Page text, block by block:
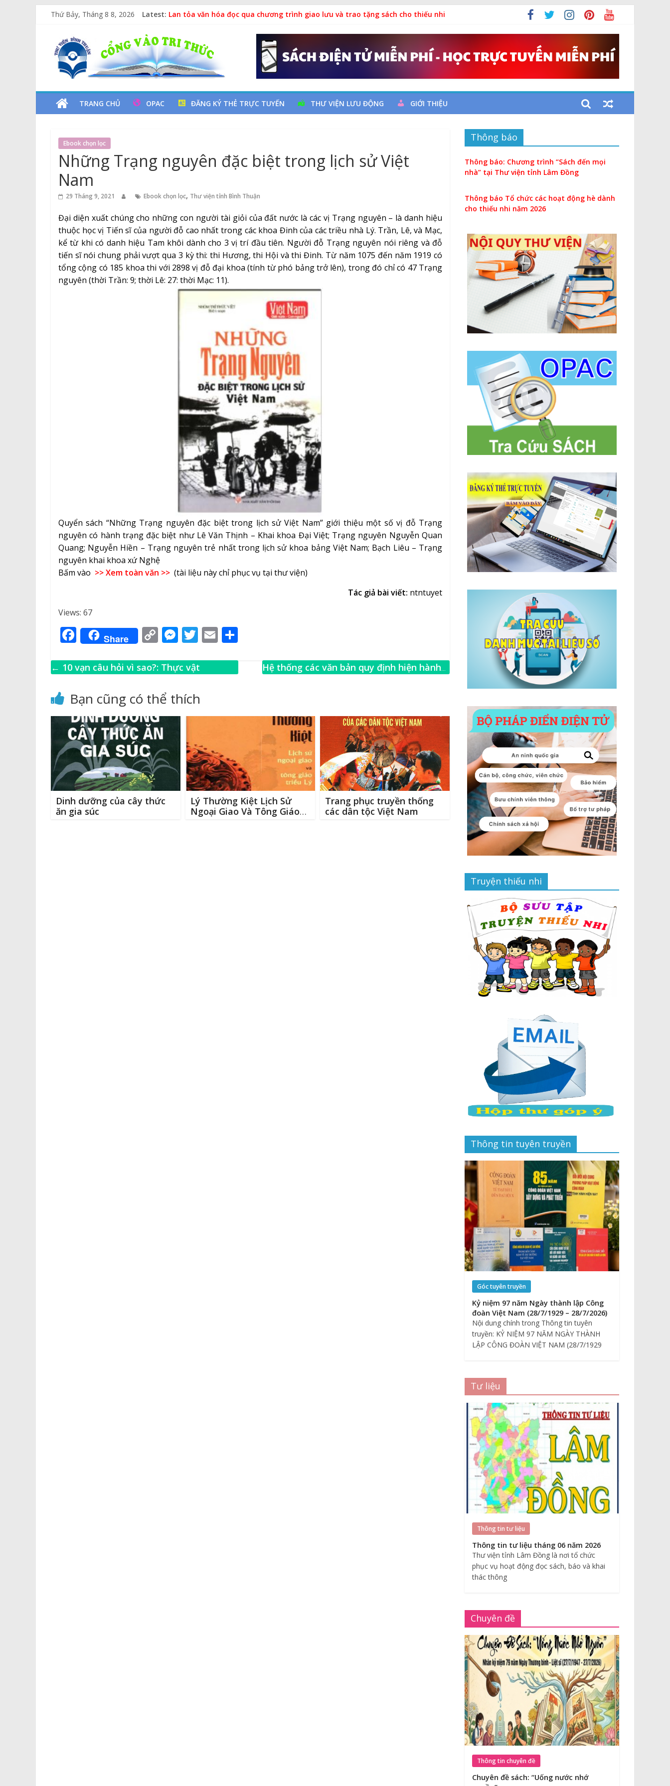
Thứ Bảy, Tháng 8 8, 2026 Latest:
Vịt Con Cẩu Thả
Lan tỏa văn hóa đọc qua chương trình giao lưu và trao tặng sách cho thiếu nhi
Xe Lu Và Xe Ca
Các yếu tố nguy cơ đột quỵ não và dự phòng
Thư
Viện
Tỉnh
Bình
Thuận
Cổng
Vào
Tri
Thức
TRANG CHỦ OPAC ĐĂNG KÝ THẺ TRỰC TUYẾN THƯ VIỆN LƯU ĐỘNG GIỚI THIỆU
Ebook chọn lọc
Những Trạng nguyên đặc biệt trong lịch sử Việt
Nam
29 Tháng 9, 2021 Ebook chọn lọc, Thư viện tỉnh Bình Thuận
Đại diện xuất chúng cho những con người tài giỏi của đất nước là các vị Trạng nguyên – là danh hiệu
thuộc học vị Tiến sĩ của người đỗ cao nhất trong các khoa Đinh của các triều nhà Lý. Trần, Lê, và Mạc,
kể từ khi có danh hiệu Tam khôi dành cho 3 vị trí đầu tiên. Người đỗ Trạng nguyên nói riêng và đỗ
tiến sĩ nói chung phải vượt qua 3 kỳ thi: thi Hương, thi Hội và thi Đinh. Từ năm 1075 đến năm 1919 có
tổng cộng có 185 khoa thi với 2898 vị đỗ đại khoa (tính từ phó bảng trở lên), trong đó chỉ có 47 Trạng
nguyên (thời Trần: 9; thời Lê: 27: thời Mạc: 11).
Quyển sách “Những Trạng nguyên đặc biệt trong lịch sử Việt Nam” giới thiệu một số vị đỗ Trạng
nguyên có hành trạng đặc biệt như Lê Văn Thịnh – Khai khoa Đại Việt; Trạng nguyên Nguyễn Quan
Quang; Nguyễn Hiền – Trạng nguyên trẻ nhất trong lịch sử khoa bảng Việt Nam; Bạch Liêu – Trạng
nguyên khai khoa xứ Nghệ
Bấm vào >> Xem toàn văn >> (tài liệu này chỉ phục vụ tại thư viện)
Tác giả bài viết: ntntuyet
Views: 67
F
a
c
b
o
o
k
Share C
p
Li
n
k
M
ss
n
g
T
it
r
E
ai ar
← 10 vạn câu hỏi vì sao?: Thực vật
Hệ thống các văn bản quy định hiện hành
Bạn cũng có thể thích
Dinh dưỡng của cây thức
ăn gia súc
Lý Thường Kiệt Lịch Sử
Ngoại Giao Và Tông Giáo
Trang phục truyền thống
các dân tộc Việt Nam
Thông báo
Thông báo: Chương trình “Sách đến mọi
nhà” tại Thư viện tỉnh Lâm Đồng
Thông báo Tổ chức các hoạt động hè dành
cho thiếu nhi năm 2026
Truyện thiếu nhi
Thông tin tuyên truyền
Góc tuyên truyền
Kỷ niệm 97 năm Ngày thành lập Công
đoàn Việt Nam (28/7/1929 – 28/7/2026)
Nội dung chính trong Thông tin tuyên
truyền: KỶ NIỆM 97 NĂM NGÀY THÀNH
LẬP CÔNG ĐOÀN VIỆT NAM (28/7/1929
Tư liệu
Thông tin tư liệu
Thông tin tư liệu tháng 06 năm 2026
Thư viện tỉnh Lâm Đồng là nơi tổ chức
phục vụ hoạt động đọc sách, báo và khai
thác thông
Chuyên đề
Thông tin chuyên đề
Chuyên đề sách: “Uống nước nhớ